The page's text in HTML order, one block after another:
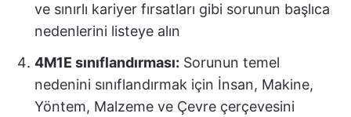
ve sınırlı kariyer fırsatları gibi sorunun başlıca
nedenlerini listeye alın
4M1E sınıflandırması: Sorunun temel
nedenini sınıflandırmak için İnsan, Makine,
Yöntem, Malzeme ve Çevre çerçevesini